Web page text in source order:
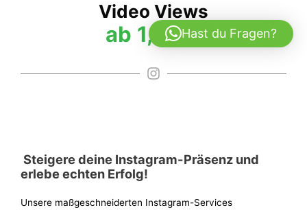
Video Views
ab 1,49 €
Steigere deine Instagram-Präsenz und
erlebe echten Erfolg!
Unsere maßgeschneiderten Instagram-Services
Hast du Fragen?